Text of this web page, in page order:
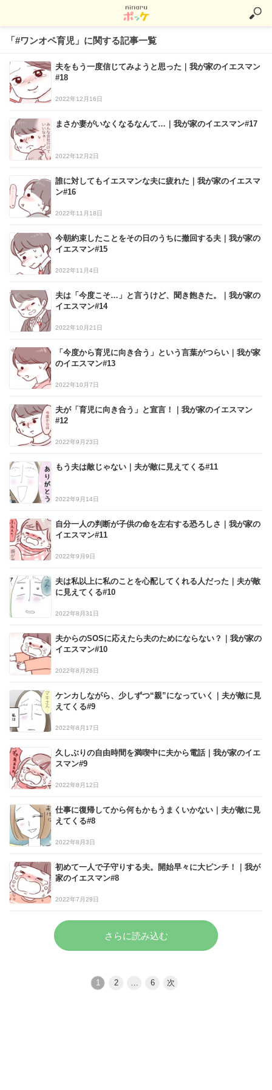
「#ワンオペ育児」に関する記事一覧
夫をもう一度信じてみようと思った｜我が家のイエスマン
#18
2022年12月16日
まさか妻がいなくなるなんて…｜我が家のイエスマン#17
2022年12月2日
誰に対してもイエスマンな夫に疲れた｜我が家のイエスマ
ン#16
2022年11月18日
今朝約束したことをその日のうちに撤回する夫｜我が家の
イエスマン#15
2022年11月4日
夫は「今度こそ…」と言うけど、聞き飽きた。｜我が家の
イエスマン#14
2022年10月21日
「今度から育児に向き合う」という言葉がつらい｜我が家
のイエスマン#13
2022年10月7日
夫が「育児に向き合う」と宣言！｜我が家のイエスマン
#12
2022年9月23日
もう夫は敵じゃない｜夫が敵に見えてくる#11
2022年9月14日
自分一人の判断が子供の命を左右する恐ろしさ｜我が家の
イエスマン#11
2022年9月9日
夫は私以上に私のことを心配してくれる人だった｜夫が敵
に見えてくる#10
2022年8月31日
夫からのSOSに応えたら夫のためにならない？｜我が家の
イエスマン#10
2022年8月26日
ケンカしながら、少しずつ“親”になっていく｜夫が敵に見
えてくる#9
2022年8月17日
久しぶりの自由時間を満喫中に夫から電話｜我が家のイエ
スマン#9
2022年8月12日
仕事に復帰してから何もかもうまくいかない｜夫が敵に見
えてくる#8
2022年8月3日
初めて一人で子守りする夫。開始早々に大ピンチ！｜我が
家のイエスマン#8
2022年7月29日
さらに読み込む
1 2 … 6 次